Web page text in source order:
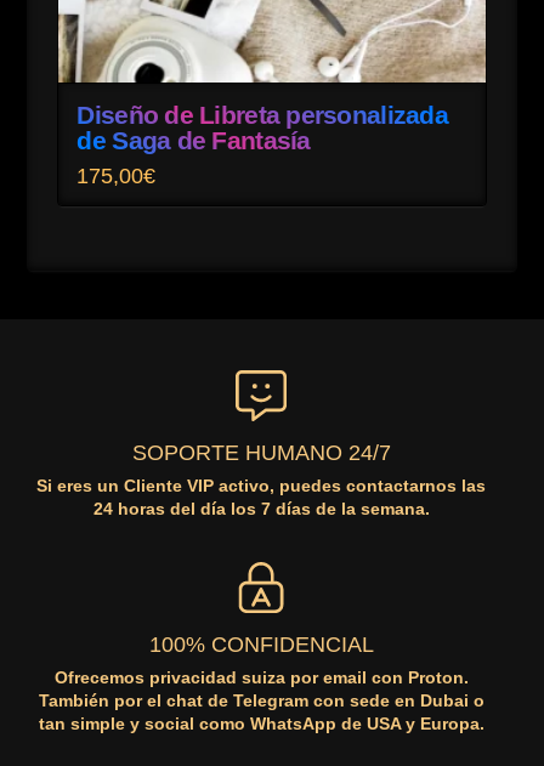
Diseño de Libreta personalizada
de Saga de Fantasía
175,00€
SOPORTE HUMANO 24/7
Si eres un Cliente VIP activo, puedes contactarnos las
24 horas del día los 7 días de la semana.
100% CONFIDENCIAL
Ofrecemos privacidad suiza por email con Proton.
También por el chat de Telegram con sede en Dubai o
tan simple y social como WhatsApp de USA y Europa.